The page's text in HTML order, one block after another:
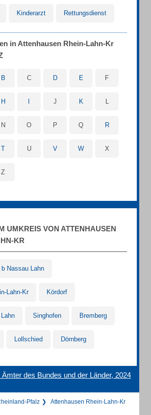
Kinderarzt Rettungsdienst
in Attenhausen Rhein-Lahn-Kr
B C D E F
H J K L
N O P Q R
T U V W X
Z
UMKREIS VON ATTENHAUSEN
KR
Nassau Lahn
Lahn-Kr Kördorf
Singhofen Bremberg
Lollschied Dörnberg
des Bundes und der Länder, 2024
Pfalz Attenhausen Rhein-Lahn-Kr